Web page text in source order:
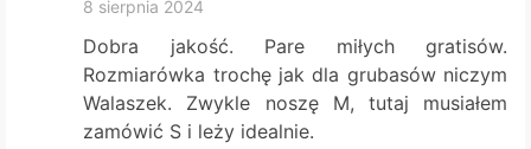
8 sierpnia 2024
Dobra jakość. Pare miłych gratisów.
Rozmiarówka trochę jak dla grubasów niczym
Walaszek. Zwykle noszę M, tutaj musiałem
zamówić S i leży idealnie.